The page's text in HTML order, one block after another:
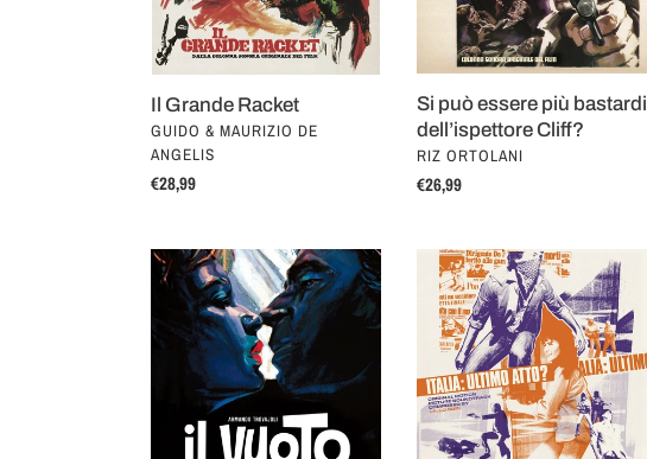
Il Grande Racket
VENDOR
GUIDO & MAURIZIO DE
ANGELIS
Regular
€28,99
Si può essere più bastardi
dell’ispettore Cliff?
VENDOR
RIZ ORTOLANI
Regular
€26,99
Il
Vuoto
Italia
Ultimo
Atto